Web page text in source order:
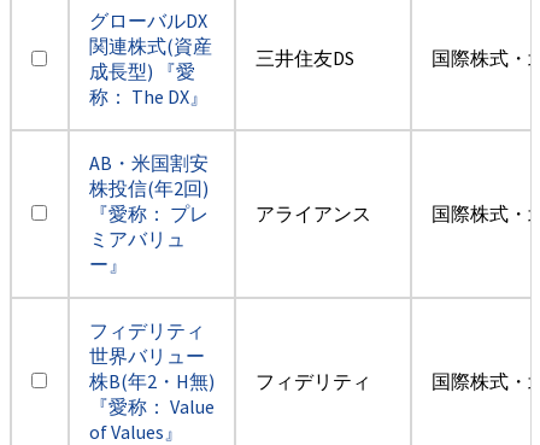
グローバルDX
関連株式(資産
成長型) 『愛
称： The DX』
三井住友DS 国際株式・
AB・米国割安
株投信(年2回)
『愛称： プレ
ミアバリュ
ー』
アライアンス 国際株式・
フィデリティ
世界バリュー
株B(年2・H無)
『愛称： Value
of Values』
フィデリティ 国際株式・